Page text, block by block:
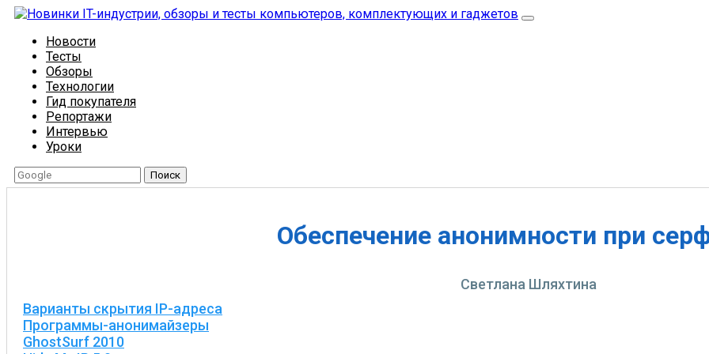
Новости
Тесты
Обзоры
Технологии
Гид покупателя
Репортажи
Интервью
Уроки
Поиск
Обеспечение анонимности при
Светлана Шляхтина
Варианты скрытия IP-адреса
Программы-анонимайзеры
GhostSurf 2010